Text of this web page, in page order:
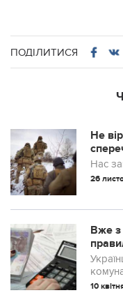
ПОДІЛИТИСЯ
Не
Нас
26
Вже з
чекає
10